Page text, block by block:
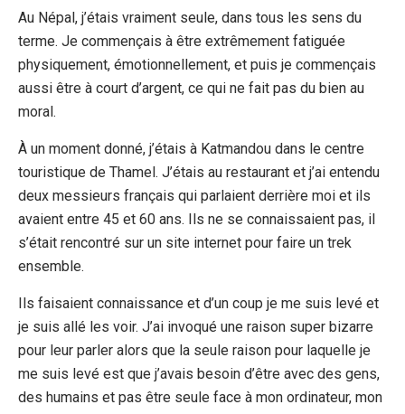
Au Népal, j’étais vraiment seule, dans tous les sens du
terme. Je commençais à être extrêmement fatiguée
physiquement, émotionnellement, et puis je commençais
aussi être à court d’argent, ce qui ne fait pas du bien au
moral.
À un moment donné, j’étais à Katmandou dans le centre
touristique de Thamel. J’étais au restaurant et j’ai entendu
deux messieurs français qui parlaient derrière moi et ils
avaient entre 45 et 60 ans. Ils ne se connaissaient pas, il
s’était rencontré sur un site internet pour faire un trek
ensemble.
Ils faisaient connaissance et d’un coup je me suis levé et
je suis allé les voir. J’ai invoqué une raison super bizarre
pour leur parler alors que la seule raison pour laquelle je
me suis levé est que j’avais besoin d’être avec des gens,
des humains et pas être seule face à mon ordinateur, mon